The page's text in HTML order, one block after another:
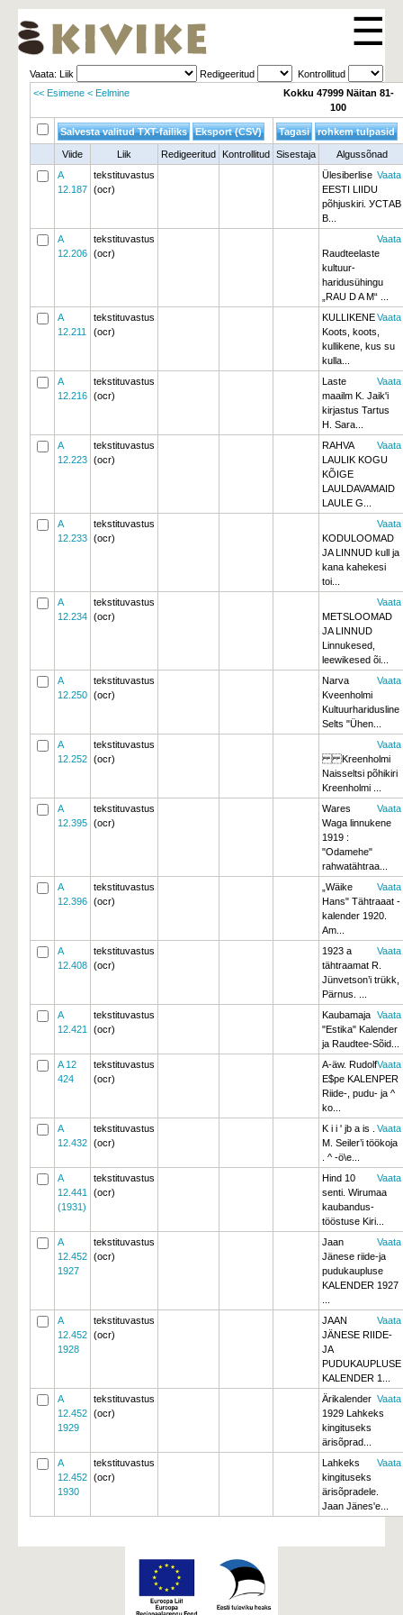
☰
Vaata: Liik Redigeeritud
Kontrollitud
<< Esimene < Eelmine
Kokku 47999 Näitan 81-
100
Viide Liik Redigeeritud Kontrollitud Sisestaja
Algussõnad
A
12.187
tekstituvastus
(ocr)
Vaata
Ülesiberlise
EESTI LIIDU
põhjuskiri. УСТАВ
В...
A
12.206
tekstituvastus
(ocr)
Vaata
Raudteelaste
kultuur-
haridusühingu
„RAU D A M“ ...
A
12.211
tekstituvastus
(ocr)
Vaata
KULLIKENE
Koots, koots,
kullikene, kus su
kulla...
A
12.216
tekstituvastus
(ocr)
Vaata
Laste
maailm K. Jaik'i
kirjastus Tartus
H. Sara...
A
12.223
tekstituvastus
(ocr)
Vaata
RAHVA
LAULIK KOGU
KÕIGE
LAULDAVAMAID
LAULE G...
A
12.233
tekstituvastus
(ocr)
Vaata
KODULOOMAD
JA LINNUD kull ja
kana kahekesi
toi...
A
12.234
tekstituvastus
(ocr)
Vaata
METSLOOMAD
JA LINNUD
Linnukesed,
leewikesed õi...
A
12.250
tekstituvastus
(ocr)
Vaata
Narva
Kveenholmi
Kultuurharidusline
Selts "Ühen...
A
12.252
tekstituvastus
(ocr)
Vaata
Kreenholmi
Naisseltsi põhikiri
Kreenholmi ...
A
12.395
tekstituvastus
(ocr)
Vaata
Wares
Waga linnukene
1919 :
"Odamehe"
rahwatähtraa...
A
12.396
tekstituvastus
(ocr)
Vaata
„Wäike
Hans" Tähtraaat -
kalender 1920.
Am...
A
12.408
tekstituvastus
(ocr)
Vaata
1923 a
tähtraamat R.
Jünvetson’i trükk,
Pärnus. ...
A
12.421
tekstituvastus
(ocr)
Vaata
Kaubamaja
"Estika" Kalender
ja Raudtee-Sõid...
A 12
424
tekstituvastus
(ocr)
Vaata
A-äw. Rudolf
E$pe KALENPER
Riide-, pudu- ja ^
ko...
A
12.432
tekstituvastus
(ocr)
Vaata
K i i ' jb a is .
M. Seiler’i töökoja
. ^ -ö\e...
A
12.441
(1931)
tekstituvastus
(ocr)
Vaata
Hind 10
senti. Wirumaa
kaubandus-
tööstuse Kiri...
A
12.452
1927
tekstituvastus
(ocr)
Vaata
Jaan
Jänese riide-ja
pudukaupluse
KALENDER 1927
A
12.452
1928
tekstituvastus
(ocr)
Vaata
JAAN
JÄNESE RIIDE-
JA
PUDUKAUPLUSE
KALENDER 1...
A
12.452
1929
tekstituvastus
(ocr)
Vaata
Ärikalender
1929 Lahkeks
kingituseks
ärisõprad...
A
12.452
1930
tekstituvastus
(ocr)
Vaata
Lahkeks
kingituseks
ärisõpradele.
Jaan Jänes'e...